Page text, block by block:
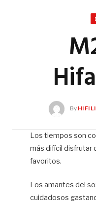
By
Los tiempos son
más difícil disfrutar
favoritos.
Los amantes del
cuidadosos